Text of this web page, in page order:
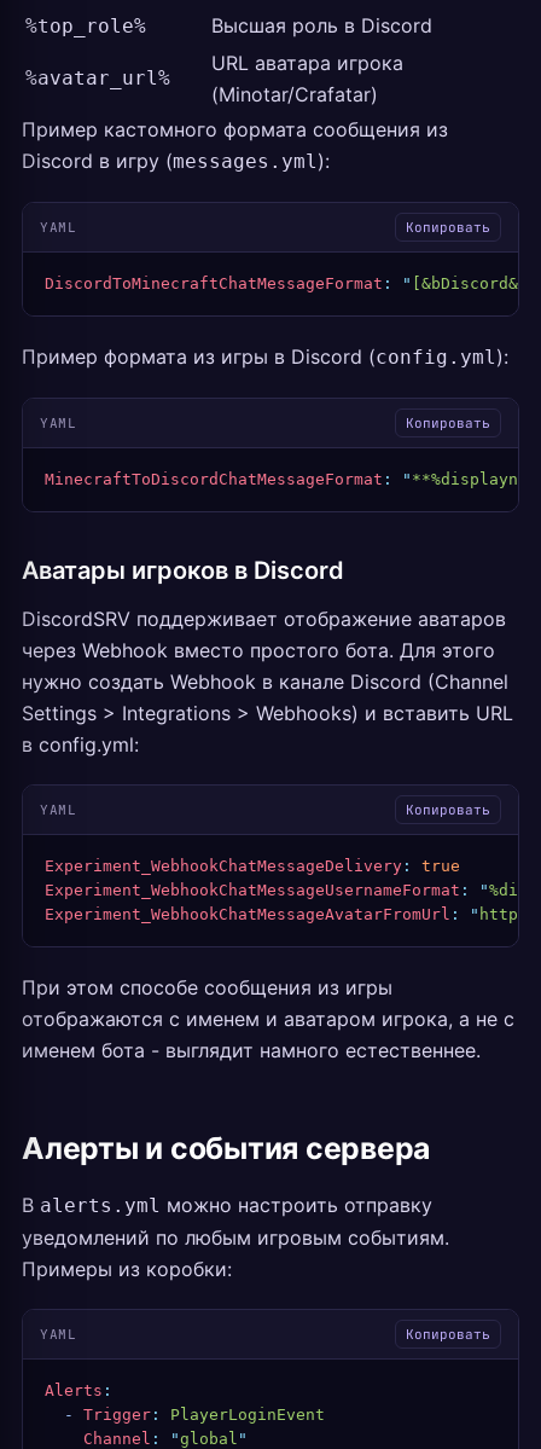
%top_role% Высшая роль в Discord
%avatar_url%
URL аватара игрока
(Minotar/Crafatar)
Пример кастомного формата сообщения из
Discord в игру (messages.yml):
YAML Копировать
DiscordToMinecraftChatMessageFormat : " [&bDiscord&r]
Пример формата из игры в Discord (config.yml):
YAML Копировать
MinecraftToDiscordChatMessageFormat : "
Аватары игроков в Discord
DiscordSRV поддерживает отображение аватаров
через Webhook вместо простого бота. Для этого
нужно создать Webhook в канале Discord (Channel
Settings > Integrations > Webhooks) и вставить URL
в config.yml:
YAML Копировать
Experiment_WebhookChatMessageDelivery :
true
Experiment_WebhookChatMessageUsernameFormat : "
Experiment_WebhookChatMessageAvatarFromUrl : "
При этом способе сообщения из игры
отображаются с именем и аватаром игрока, а не с
именем бота - выглядит намного естественнее.
Алерты и события сервера
В alerts.yml можно настроить отправку
уведомлений по любым игровым событиям.
Примеры из коробки:
YAML Копировать
Alerts :
  -
Trigger :
PlayerLoginEvent
    Channel
: "global "